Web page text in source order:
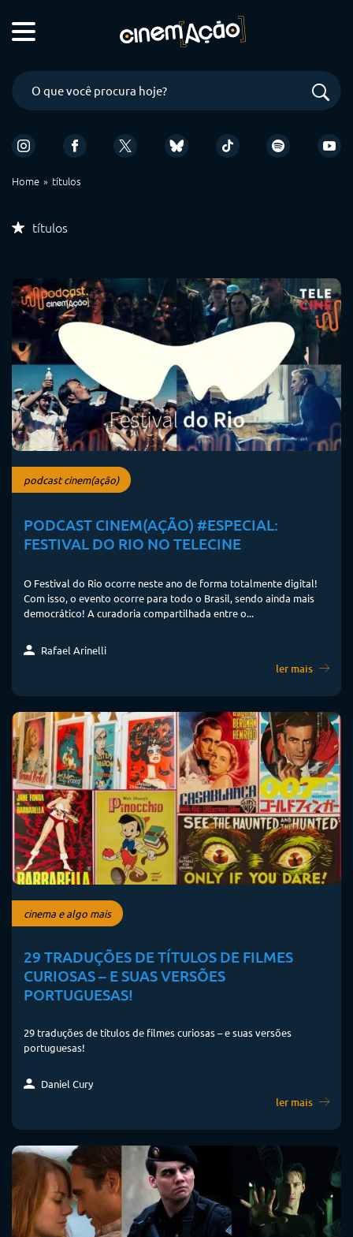
Home títulos
títulos
podcast cinem(ação)
PODCAST CINEM(AÇÃO) #ESPECIAL:
FESTIVAL DO RIO NO TELECINE
O Festival do Rio ocorre neste ano de forma totalmente digital!
Com isso, o evento ocorre para todo o Brasil, sendo ainda mais
democrático! A curadoria compartilhada entre o...
Rafael Arinelli
ler mais
cinema e algo mais
29 TRADUÇÕES DE TÍTULOS DE FILMES
CURIOSAS – E SUAS VERSÕES
PORTUGUESAS!
29 traduções de títulos de filmes curiosas – e suas versões
portuguesas!
Daniel Cury
ler mais